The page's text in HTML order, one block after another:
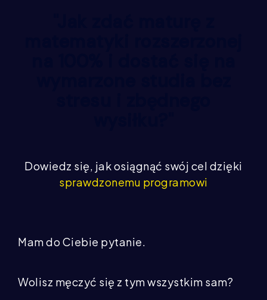
Dowiedz się, jak osiągnąć swój cel dzięki
sprawdzonemu programowi
Mam do Ciebie pytanie.
Wolisz męczyć się z tym wszystkim sam?